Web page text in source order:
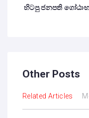
හිටපු ජනපති
Other Posts
Related Articles